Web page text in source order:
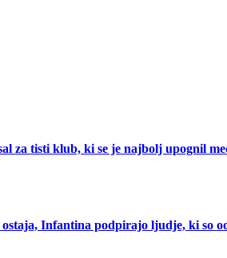
za tisti klub, ki se je najbolj upognil
Infantina podpirajo ljudje, ki so